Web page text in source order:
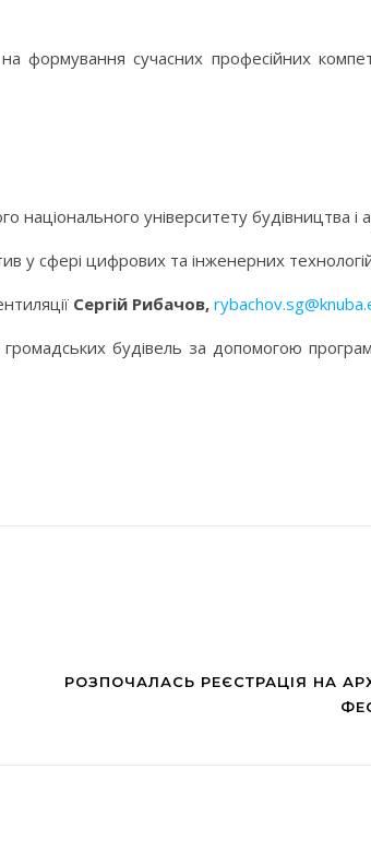
формування сучасних професійних
національного університету будівництва і
у сфері цифрових та інженерних
Сергій Рибачов,
будівель за допомогою
РОЗПОЧАЛАСЬ РЕЄСТРАЦІЯ НА